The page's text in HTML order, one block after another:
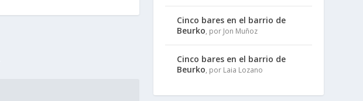
Cinco bares en el barrio de
Beurko, por Jon Muñoz
Cinco bares en el barrio de
Beurko, por Laia Lozano